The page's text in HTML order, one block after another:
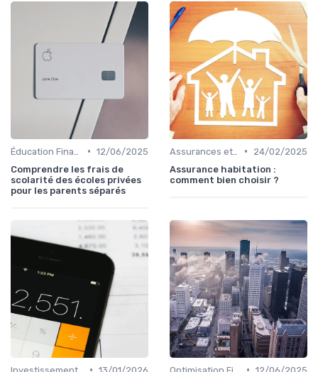
• 12/06/2025
Comprendre les frais de
scolarité des écoles privées
pour les parents séparés
•
24/02/2025
Assurance habitation :
comment bien choisir ?